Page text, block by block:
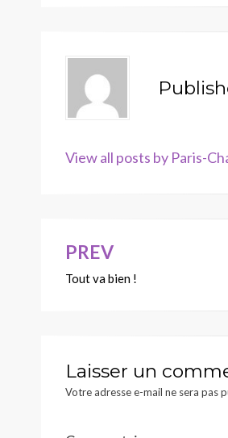
View all posts by Paris-
Navigation
de
PREV
Tout va bien !
Laisser un
Votre adresse e-mail ne sera pas